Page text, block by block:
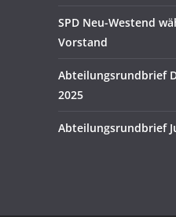
SPD Neu-Westend
Vorstand
Abteilungsrundbrief
2025
Abteilungsrundbrief